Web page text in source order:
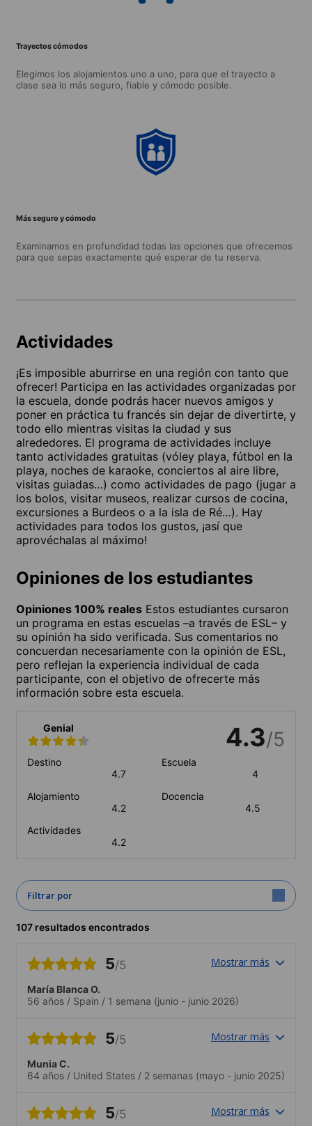
Trayectos cómodos
Elegimos los alojamientos uno a uno, para que el trayecto a
clase sea lo más seguro, fiable y cómodo posible.
Más seguro y cómodo
Examinamos en profundidad todas las opciones que ofrecemos
para que sepas exactamente qué esperar de tu reserva.
Actividades
¡Es imposible aburrirse en una región con tanto que
ofrecer! Participa en las actividades organizadas por
la escuela, donde podrás hacer nuevos amigos y
poner en práctica tu francés sin dejar de divertirte, y
todo ello mientras visitas la ciudad y sus
alrededores. El programa de actividades incluye
tanto actividades gratuitas (vóley playa, fútbol en la
playa, noches de karaoke, conciertos al aire libre,
visitas guiadas…) como actividades de pago (jugar a
los bolos, visitar museos, realizar cursos de cocina,
excursiones a Burdeos o a la isla de Ré…). Hay
actividades para todos los gustos, ¡así que
aprovéchalas al máximo!
Opiniones de los estudiantes
Opiniones 100% reales Estos estudiantes cursaron
un programa en estas escuelas –a través de ESL– y
su opinión ha sido verificada. Sus comentarios no
concuerdan necesariamente con la opinión de ESL,
pero reflejan la experiencia individual de cada
participante, con el objetivo de ofrecerte más
información sobre esta escuela.
Genial 4.3/5
Destino
4.7
Escuela
4
Alojamiento
4.2
Docencia
4.5
Actividades
4.2
Filtrar por
107 resultados encontrados
5/5 Mostrar más
María Blanca O.
56 años / Spain / 1 semana (junio - junio 2026)
5/5 Mostrar más
Munia C.
64 años / United States / 2 semanas (mayo - junio 2025)
5/5 Mostrar más